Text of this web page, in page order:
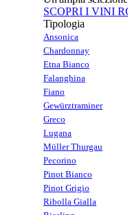
SCOPRI I VINI
Tipologia
Ansonica
Chardonnay
Etna Bianco
Falanghina
Fiano
Gewürztraminer
Greco
Lugana
Müller Thurgau
Pecorino
Pinot Bianco
Pinot Grigio
Ribolla Gialla